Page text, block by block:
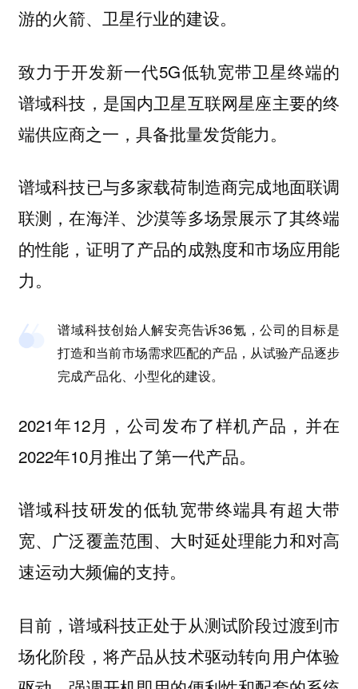
游的火箭、卫星行业的建设。
致力于开发新一代5G低轨宽带卫星终端的
谱域科技，是国内卫星互联网星座主要的终
端供应商之一，具备批量发货能力。
谱域科技已与多家载荷制造商完成地面联调
联测，在海洋、沙漠等多场景展示了其终端
的性能，证明了产品的成熟度和市场应用能
力。
谱域科技创始人解安亮告诉36氪，公司的目标是
打造和当前市场需求匹配的产品，从试验产品逐步
完成产品化、小型化的建设。
2021年12月，公司发布了样机产品，并在
2022年10月推出了第一代产品。
谱域科技研发的低轨宽带终端具有超大带
宽、广泛覆盖范围、大时延处理能力和对高
速运动大频偏的支持。
目前，谱域科技正处于从测试阶段过渡到市
场化阶段，将产品从技术驱动转向用户体验